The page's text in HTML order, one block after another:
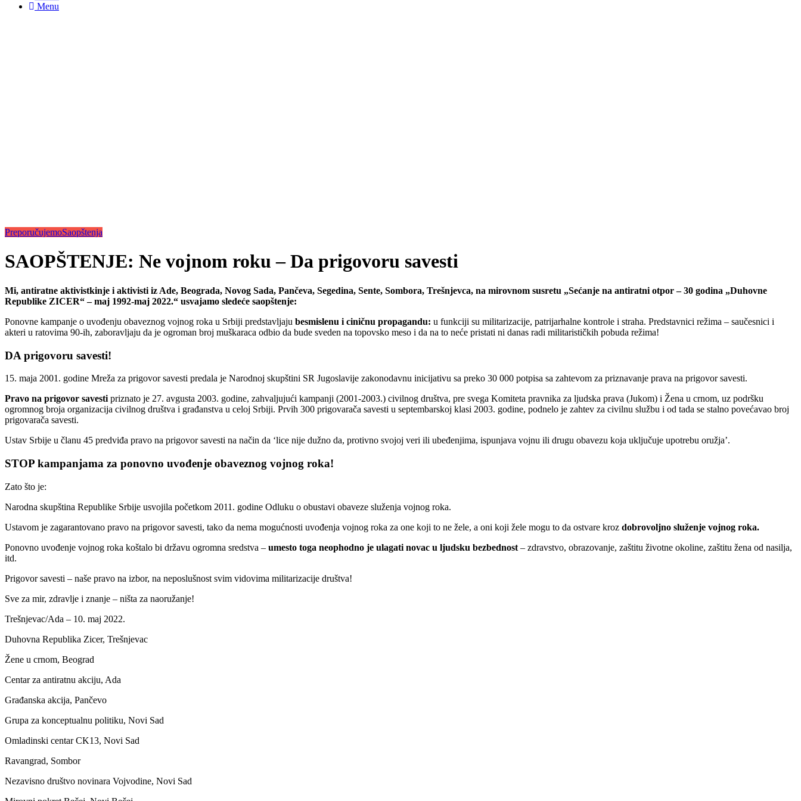
Menu
PreporučujemoSaopštenja
SAOPŠTENJE: Ne vojnom roku – Da prigovoru savesti
Mi, antiratne aktivistkinje i aktivisti iz Ade, Beograda, Novog Sada, Pančeva, Segedina, Sente, Sombora, Trešnjevca, na mirovnom susretu „Sećanje na antiratni otpor – 30 godina „Duhovne
Republike ZICER“ – maj 1992-maj 2022.“ usvajamo sledeće saopštenje:
Ponovne kampanje o uvođenju obaveznog vojnog roka u Srbiji predstavljaju besmislenu i ciničnu propagandu: u funkciji su militarizacije, patrijarhalne kontrole i straha. Predstavnici režima – saučesnici i
akteri u ratovima 90-ih, zaboravljaju da je ogroman broj muškaraca odbio da bude sveden na topovsko meso i da na to neće pristati ni danas radi militarističkih pobuda režima!
DA prigovoru savesti!
15. maja 2001. godine Mreža za prigovor savesti predala je Narodnoj skupštini SR Jugoslavije zakonodavnu inicijativu sa preko 30 000 potpisa sa zahtevom za priznavanje prava na prigovor savesti.
Pravo na prigovor savesti priznato je 27. avgusta 2003. godine, zahvaljujući kampanji (2001-2003.) civilnog društva, pre svega Komiteta pravnika za ljudska prava (Jukom) i Žena u crnom, uz podršku
ogromnog broja organizacija civilnog društva i građanstva u celoj Srbiji. Prvih 300 prigovarača savesti u septembarskoj klasi 2003. godine, podnelo je zahtev za civilnu službu i od tada se stalno povećavao broj
prigovarača savesti.
Ustav Srbije u članu 45 predviđa pravo na prigovor savesti na način da ‘lice nije dužno da, protivno svojoj veri ili ubeđenjima, ispunjava vojnu ili drugu obavezu koja uključuje upotrebu oružja’.
STOP kampanjama za ponovno uvođenje obaveznog vojnog roka!
Zato što je:
Narodna skupština Republike Srbije usvojila početkom 2011. godine Odluku o obustavi obaveze služenja vojnog roka.
Ustavom je zagarantovano pravo na prigovor savesti, tako da nema mogućnosti uvođenja vojnog roka za one koji to ne žele, a oni koji žele mogu to da ostvare kroz dobrovoljno služenje vojnog roka.
Ponovno uvođenje vojnog roka koštalo bi državu ogromna sredstva – umesto toga neophodno je ulagati novac u ljudsku bezbednost – zdravstvo, obrazovanje, zaštitu životne okoline, zaštitu žena od nasilja,
itd.
Prigovor savesti – naše pravo na izbor, na neposlušnost svim vidovima militarizacije društva!
Sve za mir, zdravlje i znanje – ništa za naoružanje!
Trešnjevac/Ada – 10. maj 2022.
Duhovna Republika Zicer, Trešnjevac
Žene u crnom, Beograd
Centar za antiratnu akciju, Ada
Građanska akcija, Pančevo
Grupa za konceptualnu politiku, Novi Sad
Omladinski centar CK13, Novi Sad
Ravangrad, Sombor
Nezavisno društvo novinara Vojvodine, Novi Sad